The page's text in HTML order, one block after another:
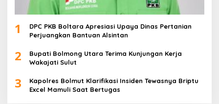
1
DPC PKB Boltara Apresiasi Upaya Dinas Pertanian
Perjuangkan Bantuan Alsintan
2
Bupati Bolmong Utara Terima Kunjungan Kerja
Wakajati Sulut
3
Kapolres Bolmut Klarifikasi Insiden Tewasnya Briptu
Excel Mamuli Saat Bertugas